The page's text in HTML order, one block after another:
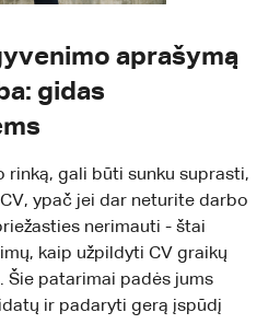
aprašymą
gidas
rinką, gali būti sunku suprasti,
ypač jei dar neturite darbo
nerimauti - štai
kaip užpildyti CV graikų
Šie patarimai padės jums
ir padaryti gerą įspūdį